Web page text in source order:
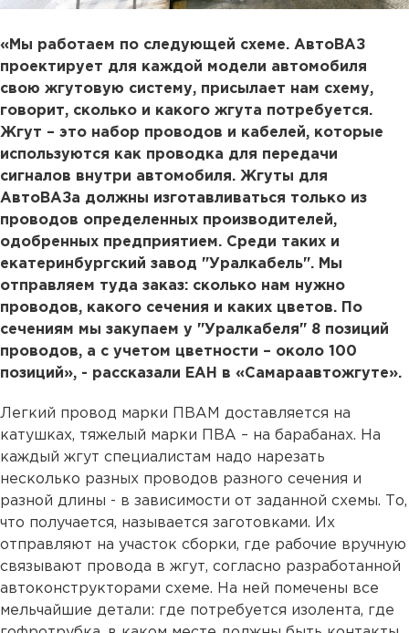
«Мы работаем по следующей схеме. АвтоВАЗ
проектирует для каждой модели автомобиля
свою жгутовую систему, присылает нам схему,
говорит, сколько и какого жгута потребуется.
Жгут – это набор проводов и кабелей, которые
используются как проводка для передачи
сигналов внутри автомобиля. Жгуты для
АвтоВАЗа должны изготавливаться только из
проводов определенных производителей,
одобренных предприятием. Среди таких и
екатеринбургский завод "Уралкабель". Мы
отправляем туда заказ: сколько нам нужно
проводов, какого сечения и каких цветов. По
сечениям мы закупаем у "Уралкабеля" 8 позиций
проводов, а с учетом цветности – около 100
позиций», - рассказали ЕАН в «Самараавтожгуте».
Легкий провод марки ПВАМ доставляется на
катушках, тяжелый марки ПВА – на барабанах. На
каждый жгут специалистам надо нарезать
несколько разных проводов разного сечения и
разной длины - в зависимости от заданной схемы. То,
что получается, называется заготовками. Их
отправляют на участок сборки, где рабочие вручную
связывают провода в жгут, согласно разработанной
автоконструкторами схеме. На ней помечены все
мельчайшие детали: где потребуется изолента, где